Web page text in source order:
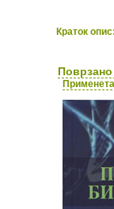
Краток опис:
Поврзано